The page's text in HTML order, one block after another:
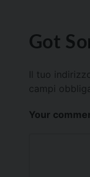
Got
Il tuo
campi
Your